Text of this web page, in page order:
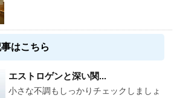
はこちら
エストロゲンと深い関...
小さな不調もしっかりチェックしましょ